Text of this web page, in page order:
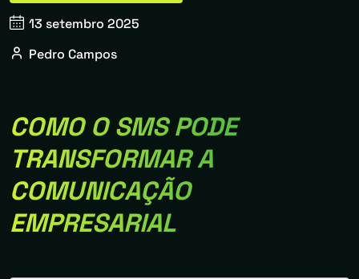
13 setembro 2025
Pedro Campos
COMO O SMS PODE
TRANSFORMAR A
COMUNICAÇÃO
EMPRESARIAL